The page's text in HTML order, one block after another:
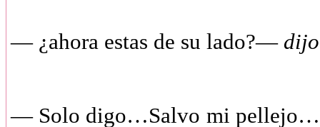
— ¿ahora estas de su lado?—
— Solo digo…Salvo mi pellejo…y